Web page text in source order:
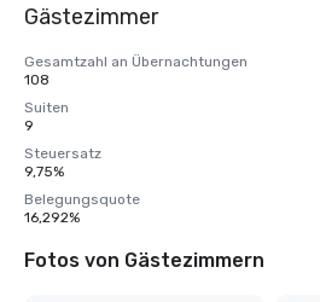
Gästezimmer
Gesamtzahl an Übernachtungen
108
Suiten
9
Steuersatz
9,75%
Belegungsquote
16,292%
Fotos von Gästezimmern